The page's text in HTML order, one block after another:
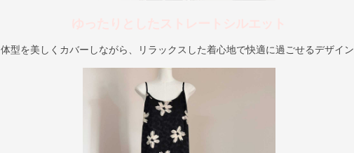
体型を美しくカバーしながら、リラックスした着心地で快適に過ごせるデザイン